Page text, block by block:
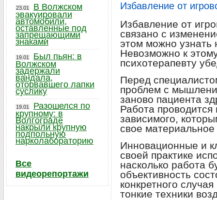
Избавление от
Избавление от
связано с
этом можно узнать
Невозможно к
психотерапевту
Перед
проблем с
заново пациента
Работа
зависимого,
свое
Инновационные и
своей практике
насколько работа
объективность
конкретного
тонкие техники
23.01
В Волжском
эвакуировали
автомобили,
оставленные под
запрещающими
знаками
19.01
Был пьян: в
Волжском
задержали
вандала,
оторвавшего лапки
суслику
19.01
Разошелся по
крупному: в
Волгограде
накрыли крупную
подпольную
нарколабораторию
Все
видеорепортажи